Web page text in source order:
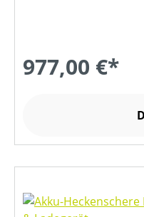
977,00 €*